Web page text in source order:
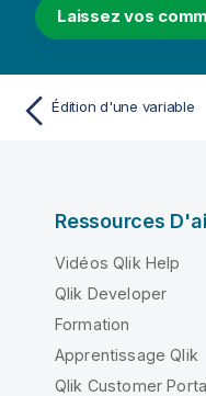
Laissez vos
Édition d'une variable
Ressources
Vidéos Qlik Help
Qlik Developer
Formation
Apprentissage Qlik
Qlik Customer